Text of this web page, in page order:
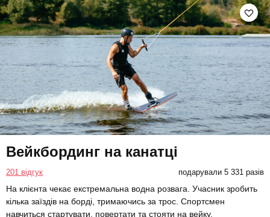
Вейкбординг на канатці
201 відгук подарували 5 331 разів
На клієнта чекає екстремальна водна розвага. Учасник зробить
кілька заїздів на борді, тримаючись за трос. Спортсмен
навчиться стартувати, повертати та стояти на вейку.